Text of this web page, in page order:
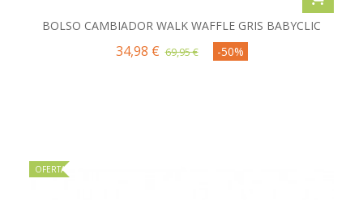
BOLSO CAMBIADOR WALK WAFFLE GRIS BABYCLIC
34,98 € 69,95 € -50%
OFERTA